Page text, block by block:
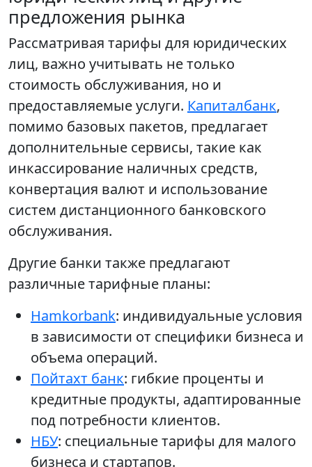
предложения рынка
Рассматривая тарифы для юридических
лиц, важно учитывать не только
стоимость обслуживания, но и
предоставляемые услуги. Капиталбанк,
помимо базовых пакетов, предлагает
дополнительные сервисы, такие как
инкассирование наличных средств,
конвертация валют и использование
систем дистанционного банковского
обслуживания.
Другие банки также предлагают
различные тарифные планы:
Hamkorbank: индивидуальные условия
в зависимости от специфики бизнеса и
объема операций.
Пойтахт банк: гибкие проценты и
кредитные продукты, адаптированные
под потребности клиентов.
НБУ: специальные тарифы для малого
бизнеса и стартапов.